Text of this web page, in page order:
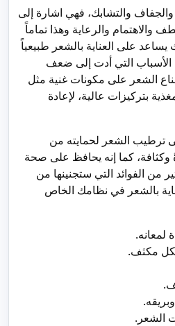
والتشابك، فهي اشارة إلى
والاهتمام والرعاية وهذا تماماً
على العناية بالشعر طبيعياً
التي أدت إلى ضعف
الشعر على مكونات غنية مثل
بتركيزات عالية، لإعادة
ترطيب الشعر لحمايته من
وكثافة، كما إنه يحافظ على صحة
من الفوائد التي ستجنينها من
بالشعر في نظامك الخاص
لمعانه.
مكثف.
الشعر.